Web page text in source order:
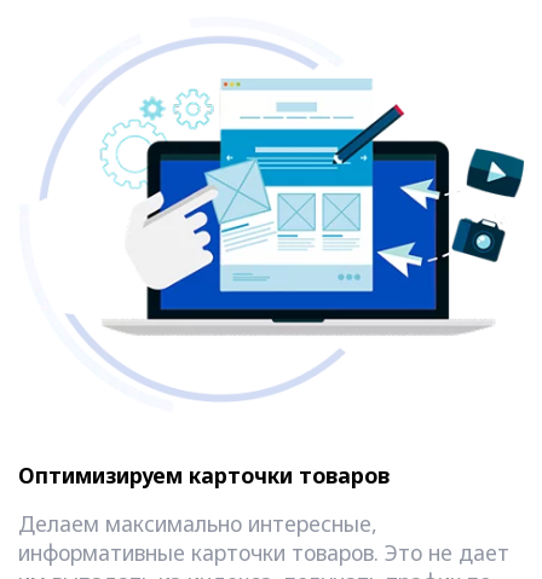
Оптимизируем карточки товаров
Делаем максимально интересные,
информативные карточки товаров. Это не дает